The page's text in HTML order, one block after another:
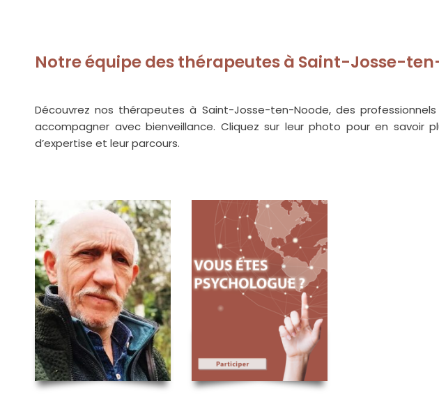
Notre équipe des thérapeutes à Saint-Josse-
Découvrez nos thérapeutes à Saint-Josse-ten-Noode, des
accompagner avec bienveillance. Cliquez sur leur photo pour en savoir
d’expertise et leur parcours.